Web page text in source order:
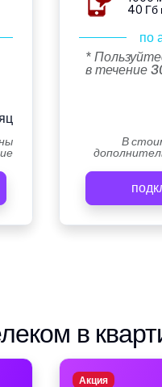
40 Гб
по
*
в течение
В
в
Акция